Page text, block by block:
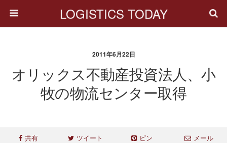
LOGISTICS TODAY
2011年6月22日
オリックス不動産投資法人、小
牧の物流センター取得
共有 ツイート ピン メール